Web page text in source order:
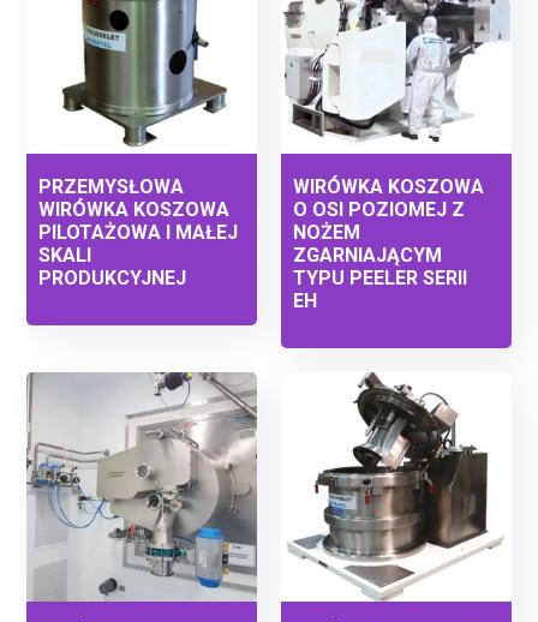
PRZEMYSŁOWA
WIRÓWKA KOSZOWA
PILOTAŻOWA I MAŁEJ
SKALI
PRODUKCYJNEJ
WIRÓWKA KOSZOWA
O OSI POZIOMEJ Z
NOŻEM
ZGARNIAJĄCYM
TYPU PEELER SERII
EH